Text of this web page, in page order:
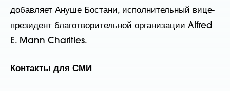
добавляет Ануше Бостани, исполнительный вице-
президент благотворительной организации Alfred
E. Mann Charities.
Контакты для СМИ